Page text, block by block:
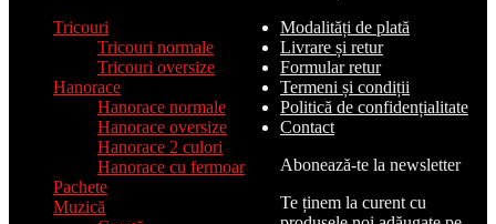
Tricouri
Tricouri normale
Tricouri oversize
Hanorace
Hanorace normale
Hanorace oversize
Hanorace 2 culori
Hanorace cu fermoar
Pachete
Muzică
Modalități de plată
Livrare și retur
Formular retur
Termeni și condiții
Politică de confidențialitate
Contact
Abonează-te la newsletter
Te ținem la curent cu